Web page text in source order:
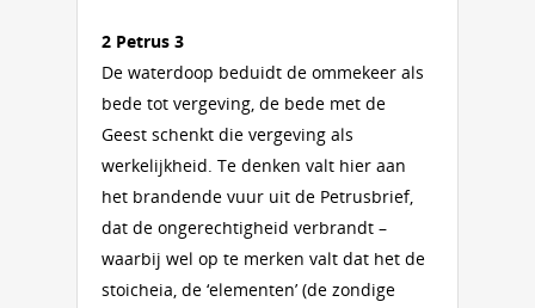
2 Petrus 3
De waterdoop beduidt de ommekeer als
bede tot vergeving, de bede met de
Geest schenkt die vergeving als
werkelijkheid. Te denken valt hier aan
het brandende vuur uit de Petrusbrief,
dat de ongerechtigheid verbrandt –
waarbij wel op te merken valt dat het de
stoicheia, de ‘elementen’ (de zondige